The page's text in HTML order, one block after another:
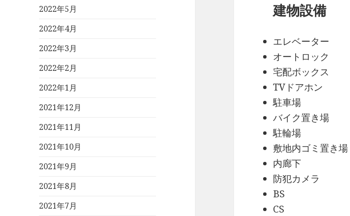
2022年5月
2022年4月
2022年3月
2022年2月
2022年1月
2021年12月
2021年11月
2021年10月
2021年9月
2021年8月
2021年7月
建物設備
エレベーター
オートロック
宅配ボックス
TVドアホン
駐車場
バイク置き場
駐輪場
敷地内ゴミ置き場
内廊下
防犯カメラ
BS
CS